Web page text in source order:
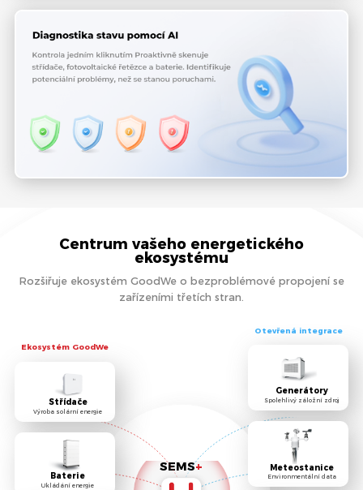
Centrum vašeho energetického
ekosystému
Rozšiřuje ekosystém GoodWe o bezproblémové propojení se
zařízeními třetích stran.
Ekosystém GoodWe
Střídače
Výroba solární energie
Baterie
Ukládání energie
SEMS+
Otevřená integrace
Generátory
Spolehlivý záložní zdroj
Meteostanice
Environmentální data